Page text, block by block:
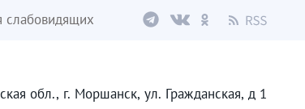
слабовидящих
обл., г. Моршанск, ул. Гражданская, д 1